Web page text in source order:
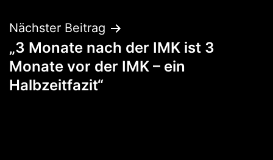
Nächster Beitrag
„3 Monate nach der IMK ist 3
Monate vor der IMK – ein
Halbzeitfazit“